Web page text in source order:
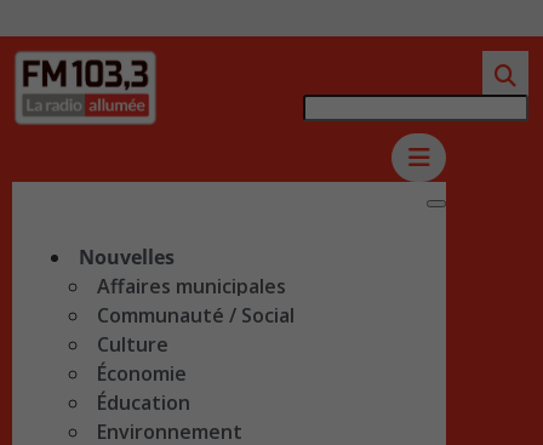
Nouvelles
Affaires municipales
Communauté / Social
Culture
Économie
Éducation
Environnement